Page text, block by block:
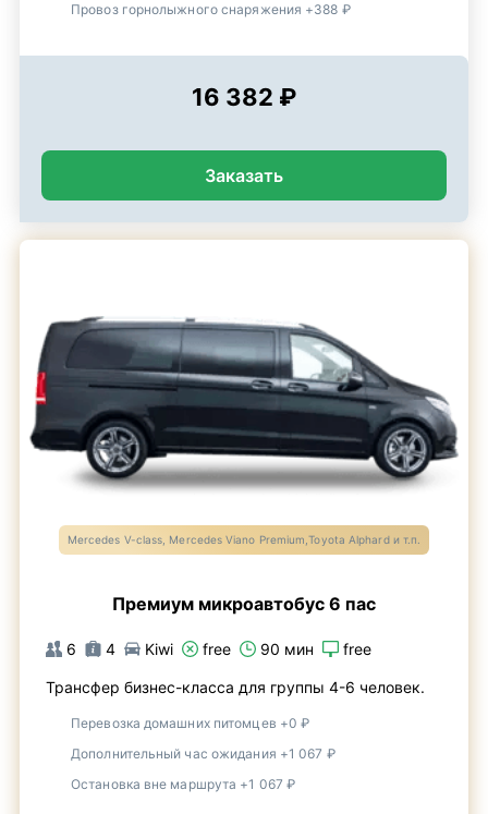
Провоз горнолыжного снаряжения +388 ₽
16 382 ₽
Заказать
Mercedes V-class, Mercedes Viano Premium,Toyota Alphard и т.п.
Премиум микроавтобус 6 пас
6 4 Kiwi free 90 мин free
Трансфер бизнес-класса для группы 4-6 человек.
Перевозка домашних питомцев +0 ₽
Дополнительный час ожидания +1 067 ₽
Остановка вне маршрута +1 067 ₽